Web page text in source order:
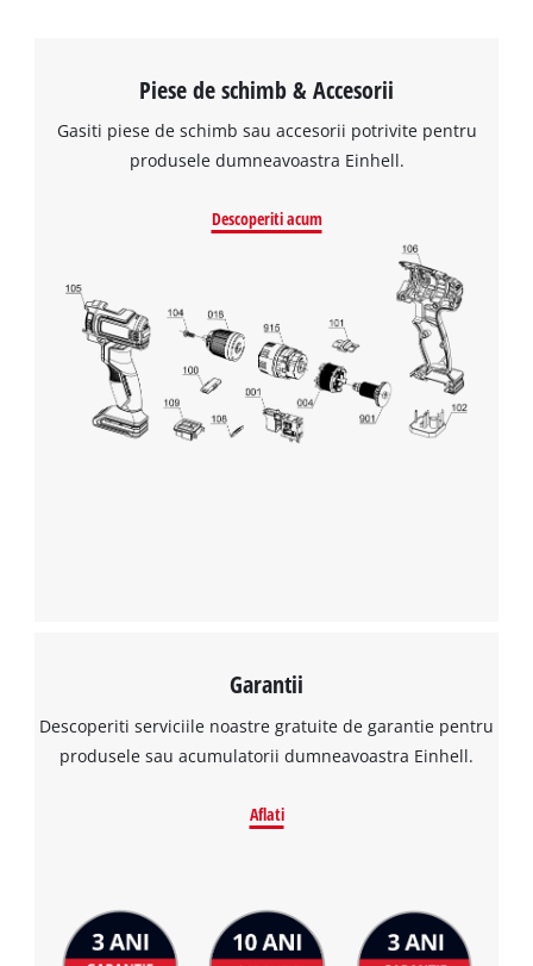
Avem nevoie de acordul dvs. pentru a
incarca serviciul Google Maps!
This content is not permitted to load due
to trackers that are not disclosed to the
visitor. The website owner needs to setup
the site with their CMP to add this content
to the list of technologies used.
Piese de schimb & Accesorii
Gasiti piese de schimb sau accesorii potrivite pentru
produsele dumneavoastra Einhell.
Descoperiti acum
Garantii
Descoperiti serviciile noastre gratuite de garantie pentru
produsele sau acumulatorii dumneavoastra Einhell.
Aflati